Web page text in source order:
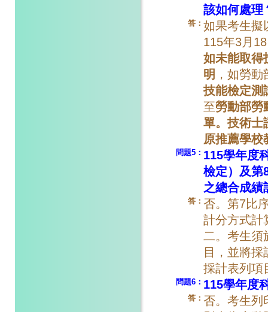
該如何處理
答： 如果考生擬
115年3月
如未能取得
明 ，如勞
技能檢定測
至勞動部勞
單。技術士
原推薦學校
問題5： 115學年度
檢定）及第
之總合成績
答： 否。第7比
計分方式計
二。考生須
目，並將
採計表列項
問題6： 115學年度
答： 否。考生列